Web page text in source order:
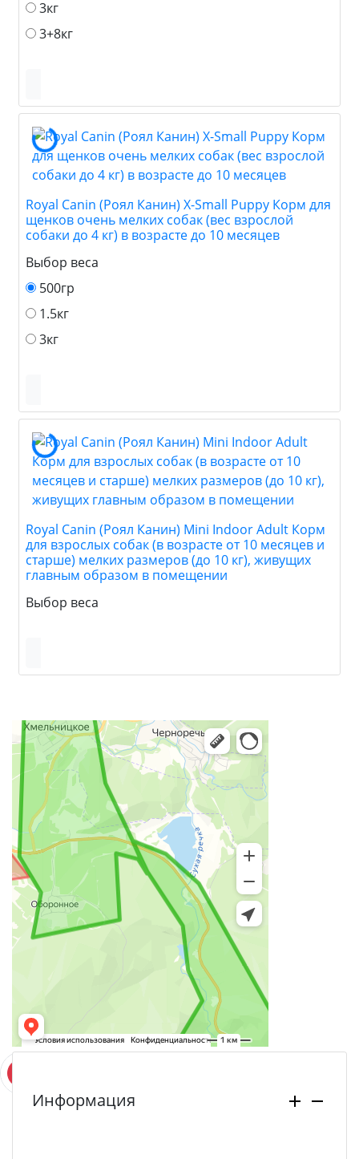
3кг
3+8кг
Royal Canin (Роял Канин) X-Small Puppy Корм для
щенков очень мелких собак (вес взрослой
собаки до 4 кг) в возрасте до 10 месяцев
Выбор веса
500гр
1.5кг
3кг
Royal Canin (Роял Канин) Mini Indoor Adult Корм
для взрослых собак (в возрасте от 10 месяцев и
старше) мелких размеров (до 10 кг), живущих
главным образом в помещении
Выбор веса
Информация